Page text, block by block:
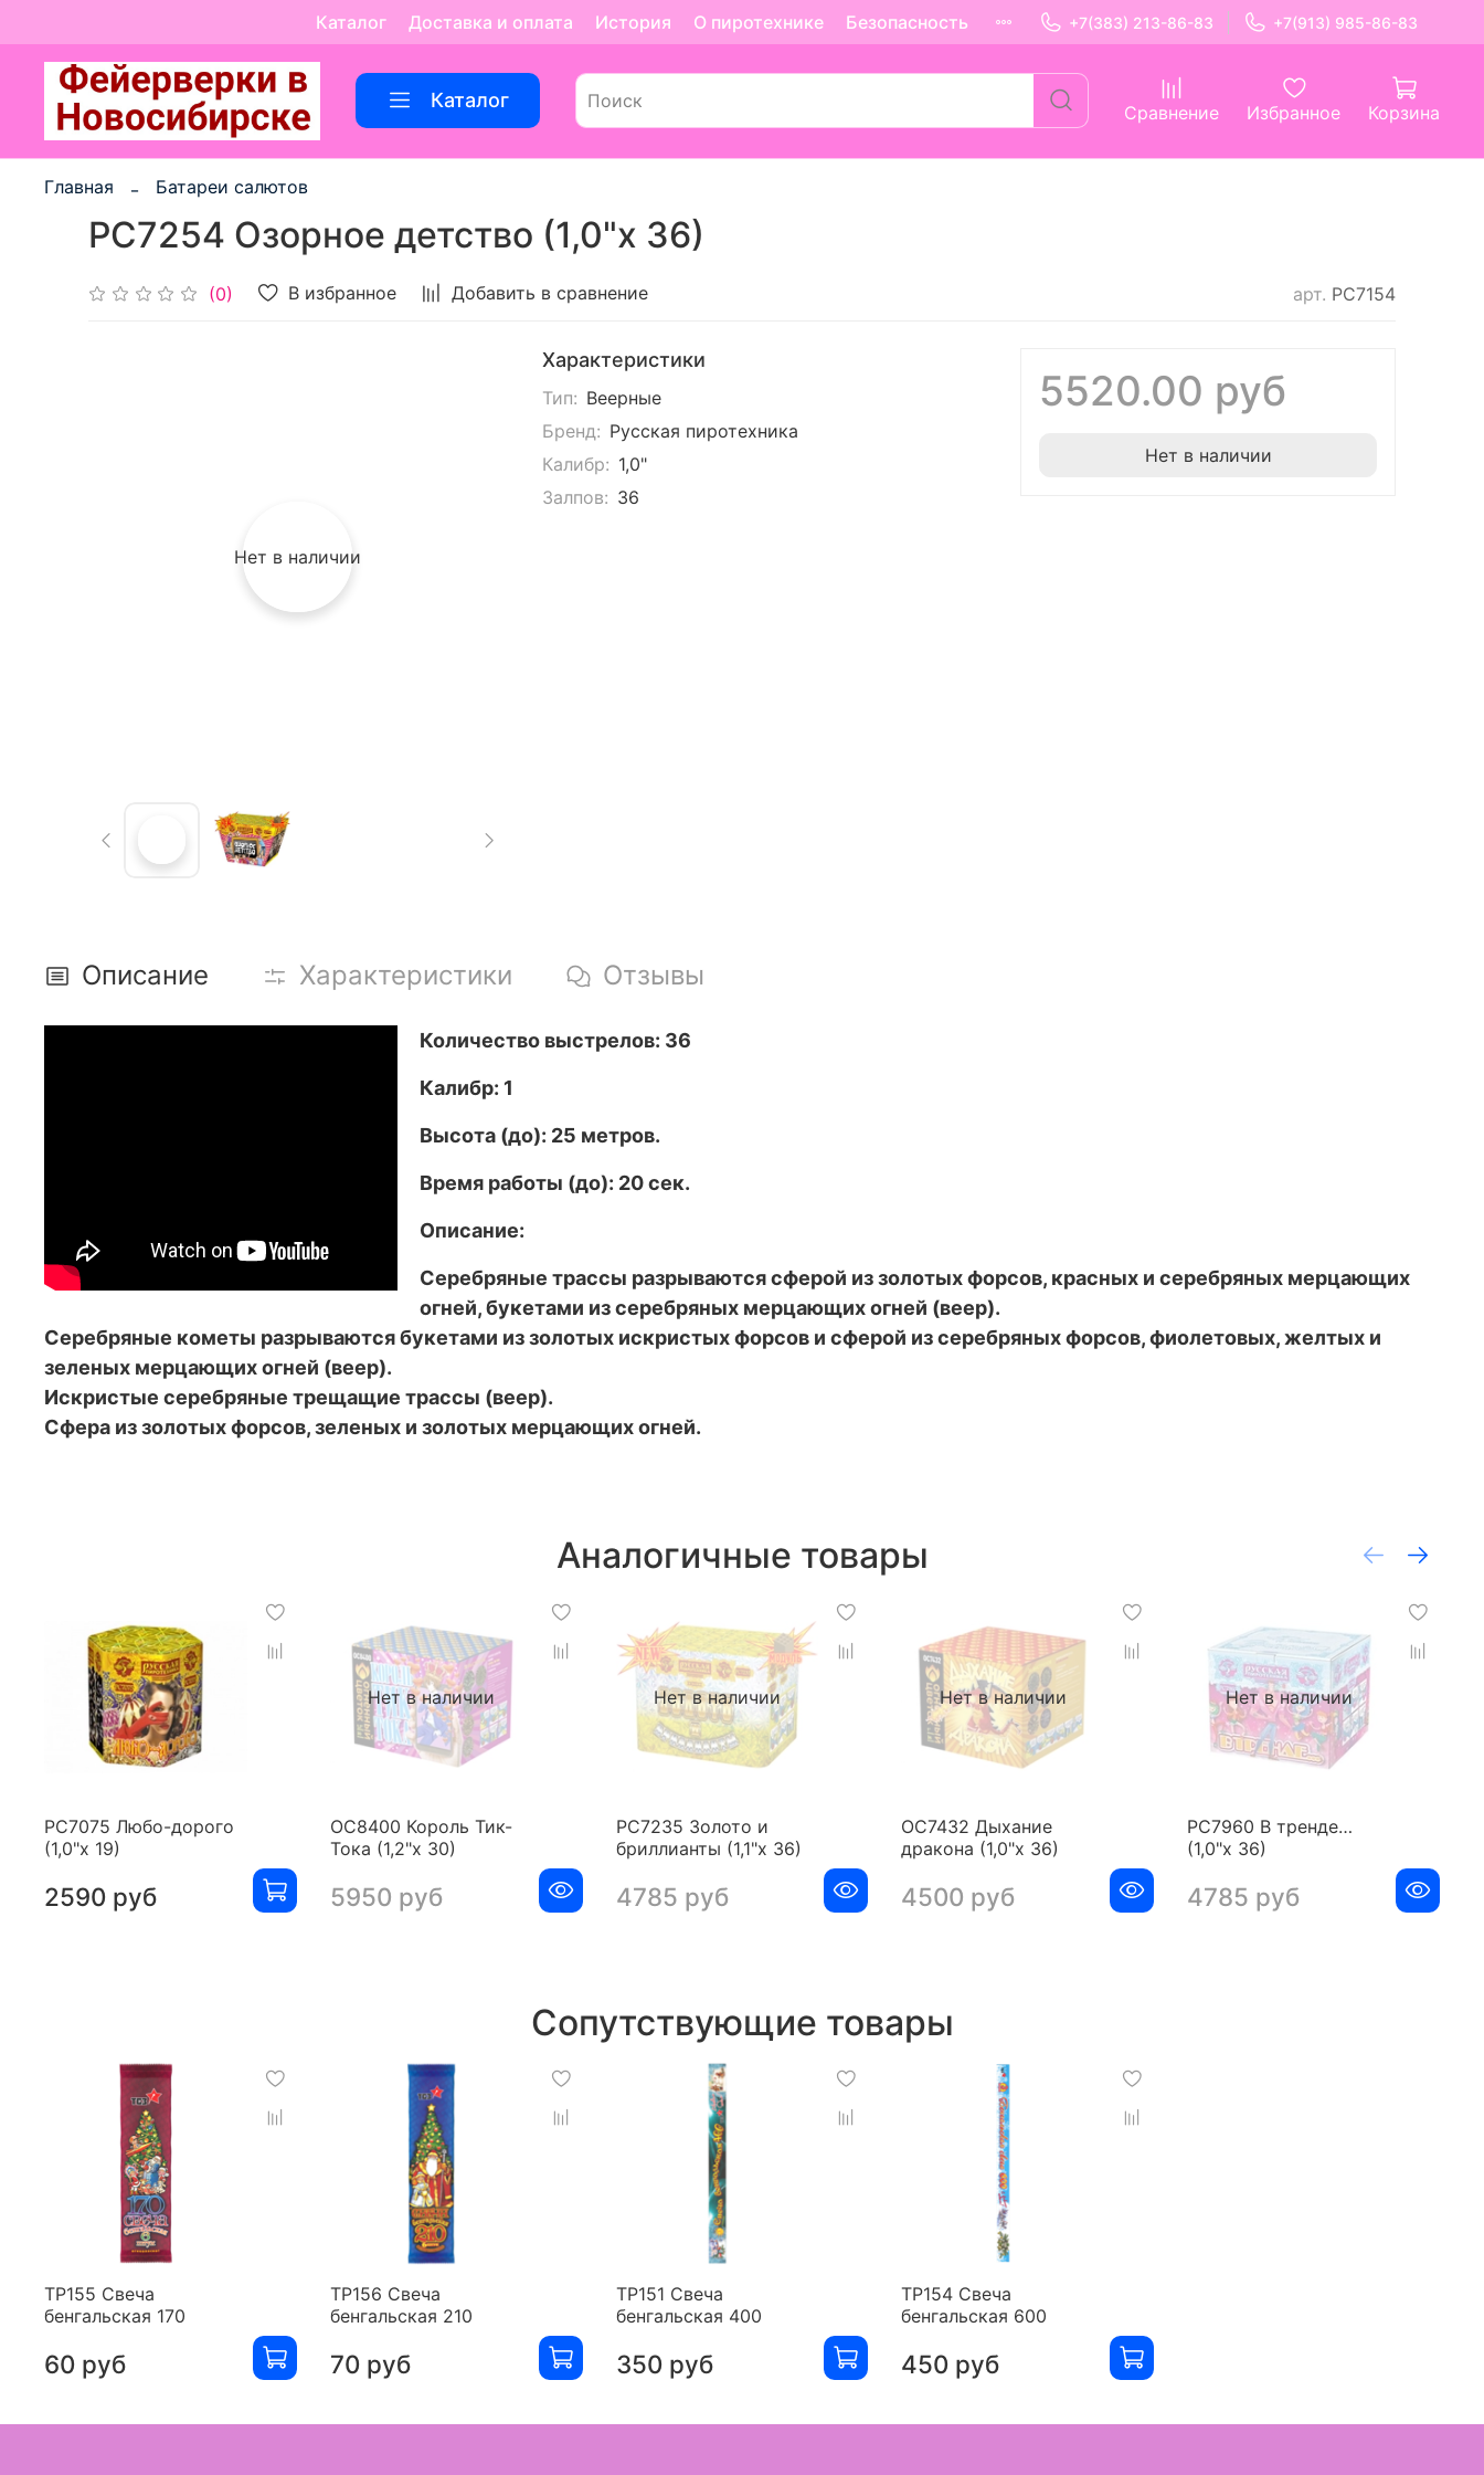
Каталог Доставка и оплата История О пиротехнике Безопасность +7(383) 213-86-83 +7(913) 985-86-83
Каталог
Сравнение Избранное Корзина
Главная Батареи салютов
РС7254 Озорное детство (1,0"х 36)
(0) В избранное Добавить в сравнение арт. РС7154
Нет в наличии
Характеристики
Тип: Веерные
Бренд: Русская пиротехника
Калибр: 1,0"
Залпов: 36
5520.00 руб
Нет в наличии
Описание Характеристики Отзывы
Количество выстрелов: 36
Калибр: 1
Высота (до): 25 метров.
Время работы (до): 20 сек.
Описание:
Серебряные трассы разрываются сферой из золотых форсов, красных и серебряных мерцающих
огней, букетами из серебряных мерцающих огней (веер).
Серебряные кометы разрываются букетами из золотых искристых форсов и сферой из серебряных форсов, фиолетовых, желтых и
зеленых мерцающих огней (веер).
Искристые серебряные трещащие трассы (веер).
Сфера из золотых форсов, зеленых и золотых мерцающих огней.
Аналогичные товары
РС7075 Любо-дорого
(1,0"х 19)
2590 руб
Нет в наличии
ОС8400 Король Тик-
Тока (1,2"х 30)
5950 руб
Нет в наличии
РС7235 Золото и
бриллианты (1,1"х 36)
4785 руб
Нет в наличии
ОС7432 Дыхание
дракона (1,0"х 36)
4500 руб
Нет в наличии
РС7960 В тренде…
(1,0"х 36)
4785 руб
Сопутствующие товары
ТР155 Свеча
бенгальская 170
60 руб
ТР156 Свеча
бенгальская 210
70 руб
ТР151 Свеча
бенгальская 400
350 руб
ТР154 Свеча
бенгальская 600
450 руб